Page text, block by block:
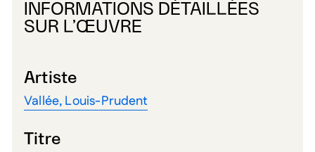
INFORMATIONS DÉTAILLÉES
SUR L’ŒUVRE
Artiste
Vallée, Louis-Prudent
Titre